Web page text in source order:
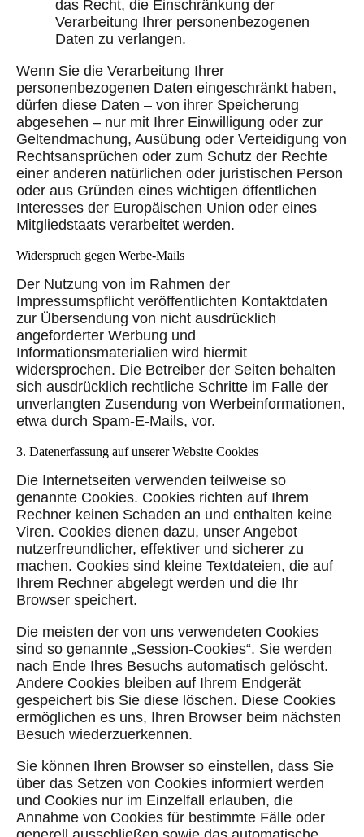
das Recht, die Einschränkung der
Verarbeitung Ihrer personenbezogenen
Daten zu verlangen.
Wenn Sie die Verarbeitung Ihrer
personenbezogenen Daten eingeschränkt haben,
dürfen diese Daten – von ihrer Speicherung
abgesehen – nur mit Ihrer Einwilligung oder zur
Geltendmachung, Ausübung oder Verteidigung von
Rechtsansprüchen oder zum Schutz der Rechte
einer anderen natürlichen oder juristischen Person
oder aus Gründen eines wichtigen öffentlichen
Interesses der Europäischen Union oder eines
Mitgliedstaats verarbeitet werden.
Widerspruch gegen Werbe-Mails
Der Nutzung von im Rahmen der
Impressumspflicht veröffentlichten Kontaktdaten
zur Übersendung von nicht ausdrücklich
angeforderter Werbung und
Informationsmaterialien wird hiermit
widersprochen. Die Betreiber der Seiten behalten
sich ausdrücklich rechtliche Schritte im Falle der
unverlangten Zusendung von Werbeinformationen,
etwa durch Spam-E-Mails, vor.
3. Datenerfassung auf unserer Website Cookies
Die Internetseiten verwenden teilweise so
genannte Cookies. Cookies richten auf Ihrem
Rechner keinen Schaden an und enthalten keine
Viren. Cookies dienen dazu, unser Angebot
nutzerfreundlicher, effektiver und sicherer zu
machen. Cookies sind kleine Textdateien, die auf
Ihrem Rechner abgelegt werden und die Ihr
Browser speichert.
Die meisten der von uns verwendeten Cookies
sind so genannte „Session-Cookies“. Sie werden
nach Ende Ihres Besuchs automatisch gelöscht.
Andere Cookies bleiben auf Ihrem Endgerät
gespeichert bis Sie diese löschen. Diese Cookies
ermöglichen es uns, Ihren Browser beim nächsten
Besuch wiederzuerkennen.
Sie können Ihren Browser so einstellen, dass Sie
über das Setzen von Cookies informiert werden
und Cookies nur im Einzelfall erlauben, die
Annahme von Cookies für bestimmte Fälle oder